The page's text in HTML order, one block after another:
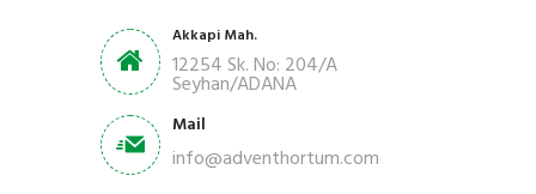
Akkapi Mah.
12254 Sk. No: 204/A
Seyhan/ADANA
Mail
info@adventhortum.com